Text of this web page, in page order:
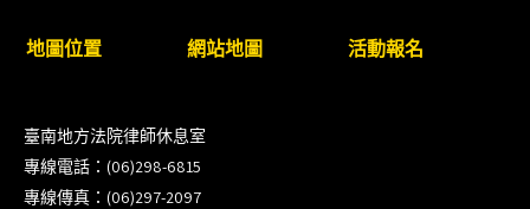
訓課程（雲嘉南場）錄取通知已發送
助整理資訊?談法律工作中的應用與風險」課程(8/7
前報名，實體+線上併行)
地圖位置 網站地圖 活動報名
臺南地方法院律師休息室
專線電話：(06)298-6815
專線傳真：(06)297-2097